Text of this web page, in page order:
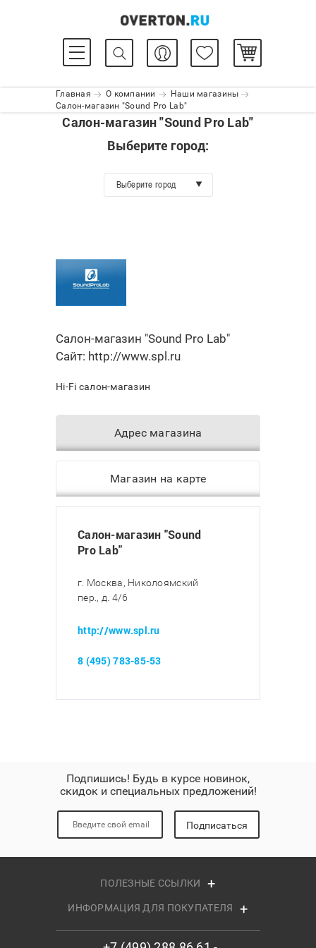
Главная О компании
Наши магазины
Салон-магазин "Sound Pro Lab"
Салон-магазин "Sound Pro Lab"
Выберите город:
Выберите город
Салон-магазин "Sound Pro Lab"
Сайт: http://www.spl.ru
Hi-Fi салон-магазин
Адрес магазина
Магазин на карте
Салон-магазин "Sound
Pro Lab"
г. Москва, Николоямский
пер., д. 4/6
http://www.spl.ru
8 (495) 783-85-53
Подпишись! Будь в курсе новинок,
скидок и специальных предложений!
Подписаться
ПОЛЕЗНЫЕ ССЫЛКИ
ИНФОРМАЦИЯ ДЛЯ ПОКУПАТЕЛЯ